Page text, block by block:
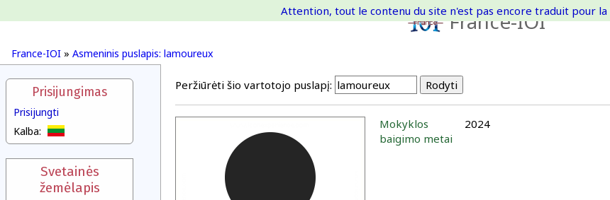
France-IOI
France-IOI » Asmeninis puslapis: lamoureux
Attention, tout le contenu du site n'est pas encore traduit pour la
Prisijungimas
Prisijungti
Kalba:
Svetainės
žemėlapis
Peržiūrėti šio vartotojo puslapį:
Mokyklos
baigimo metai
2024